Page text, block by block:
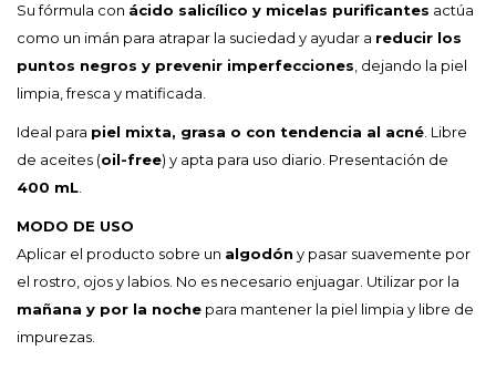
Su fórmula con ácido salicílico y micelas purificantes actúa
como un imán para atrapar la suciedad y ayudar a reducir los
puntos negros y prevenir imperfecciones , dejando la piel
limpia, fresca y matificada.
Ideal para piel mixta, grasa o con tendencia al acné . Libre
de aceites (oil-free) y apta para uso diario. Presentación de
400 mL
MODO DE USO
Aplicar el producto sobre un algodón y pasar suavemente por
el rostro, ojos y labios. No es necesario enjuagar. Utilizar por la
mañana y por la noche para mantener la piel limpia y libre de
impurezas.